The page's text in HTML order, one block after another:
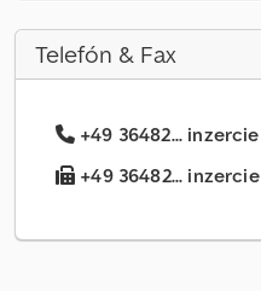
Telefón & Fax
+49 36482... inzercie
+49 36482... inzercie